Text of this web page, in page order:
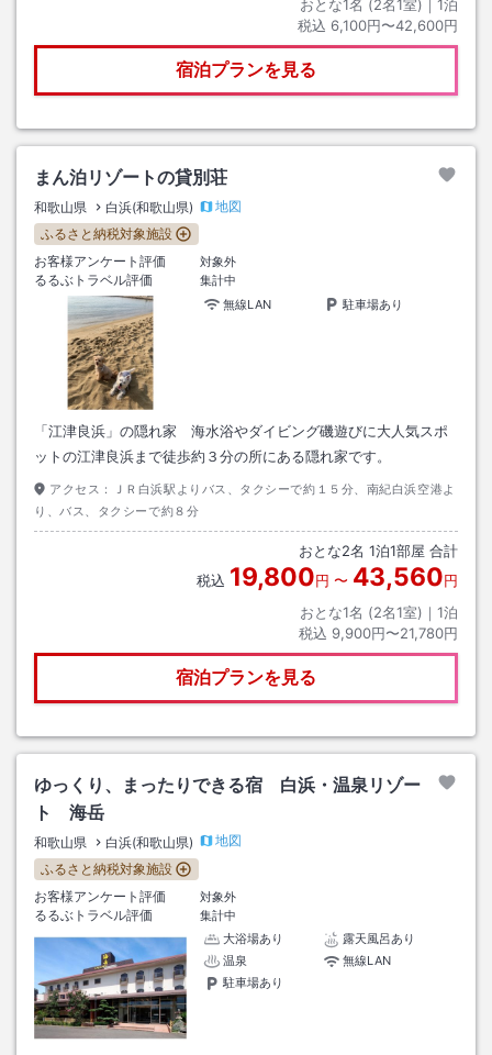
おとな1名 (2名1室)｜ 1泊
税込 6,100円〜42,600円
宿泊プランを見る
まん泊リゾートの貸別荘
和歌山県 白浜(和歌山県)
地図
ふるさと納税対象施設
お客様アンケート評価
対象外
るるぶトラベル評価
集計中
無線LAN
駐車場あり
「江津良浜」の隠れ家 海水浴やダイビング磯遊びに大人気スポ
ットの江津良浜まで徒歩約３分の所にある隠れ家です。
アクセス：
ＪＲ白浜駅よりバス、タクシーで約１５分、南紀白浜空港よ
り、バス、タクシーで約８分
おとな2名 1泊1部屋 合計
税込 19,800円 〜 43,560円
おとな1名 (2名1室)｜ 1泊
税込 9,900円〜21,780円
宿泊プランを見る
ゆっくり、まったりできる宿 白浜・温泉リゾー
ト 海岳
和歌山県 白浜(和歌山県)
地図
ふるさと納税対象施設
お客様アンケート評価
対象外
るるぶトラベル評価
集計中
大浴場あり
露天風呂あり
温泉
無線LAN
駐車場あり